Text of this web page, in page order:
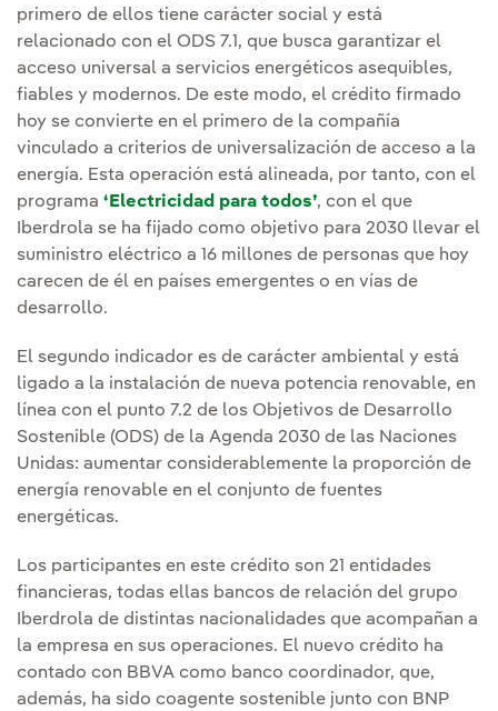
primero de ellos tiene carácter social y está
relacionado con el ODS 7.1, que busca garantizar el
acceso universal a servicios energéticos asequibles,
fiables y modernos. De este modo, el crédito firmado
hoy se convierte en el primero de la compañía
vinculado a criterios de universalización de acceso a la
energía. Esta operación está alineada, por tanto, con el
programa ‘Electricidad para todos’, con el que
Iberdrola se ha fijado como objetivo para 2030 llevar el
suministro eléctrico a 16 millones de personas que hoy
carecen de él en países emergentes o en vías de
desarrollo.
El segundo indicador es de carácter ambiental y está
ligado a la instalación de nueva potencia renovable, en
línea con el punto 7.2 de los Objetivos de Desarrollo
Sostenible (ODS) de la Agenda 2030 de las Naciones
Unidas: aumentar considerablemente la proporción de
energía renovable en el conjunto de fuentes
energéticas.
Los participantes en este crédito son 21 entidades
financieras, todas ellas bancos de relación del grupo
Iberdrola de distintas nacionalidades que acompañan a
la empresa en sus operaciones. El nuevo crédito ha
contado con BBVA como banco coordinador, que,
además, ha sido coagente sostenible junto con BNP